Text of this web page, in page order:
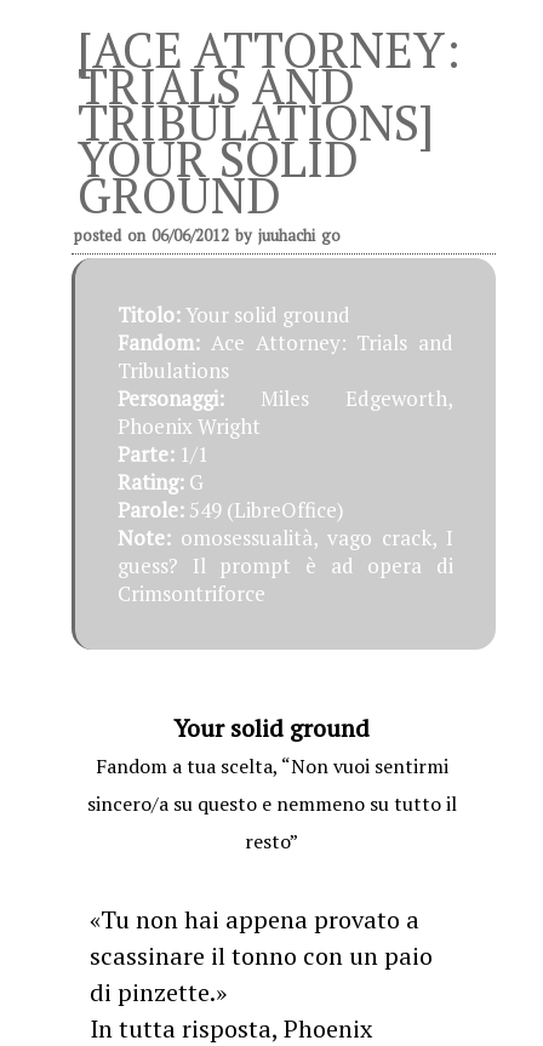
[ACE ATTORNEY:
TRIALS AND
TRIBULATIONS]
YOUR SOLID
GROUND
posted on 06/06/2012 by juuhachi go
Titolo:Your solid ground
Fandom: Ace Attorney: Trials and
Tribulations
Personaggi: Miles Edgeworth,
Phoenix Wright
Parte: 1/1
Rating: G
Parole: 549 (LibreOffice)
Note: omosessualità, vago crack, I
guess? Il prompt è ad opera di
Crimsontriforce
Your solid ground
Fandom a tua scelta, “Non vuoi sentirmi
sincero/a su questo e nemmeno su tutto il
resto”
«Tu non hai appena provato a
scassinare il tonno con un paio
di pinzette.»
In tutta risposta, Phoenix